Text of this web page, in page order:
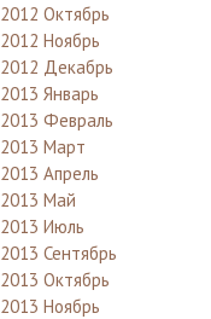
2012 Октябрь
2012 Ноябрь
2012 Декабрь
2013 Январь
2013 Февраль
2013 Март
2013 Апрель
2013 Май
2013 Июль
2013 Сентябрь
2013 Октябрь
2013 Ноябрь